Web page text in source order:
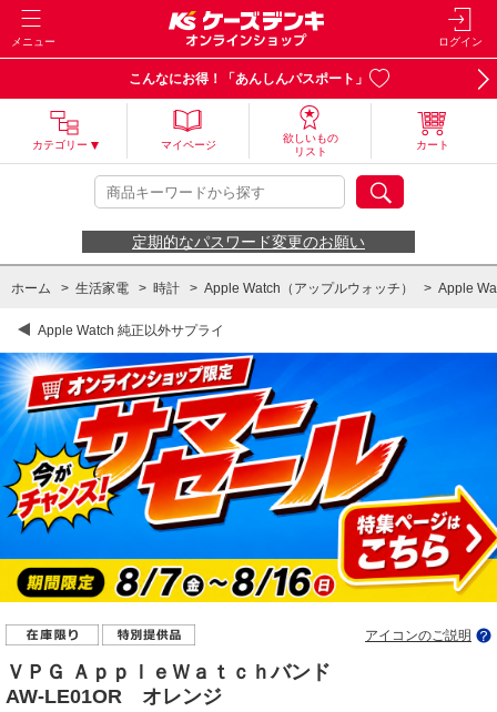
メニュー ログイン
こんなにお得！「あんしんパスポート」
カテゴリー マイページ
欲しいもの
リスト
カート
定期的なパスワード変更のお願い
ホーム > 生活家電 > 時計 > Apple Watch（アップルウォッチ） > Apple
Apple Watch 純正以外サプライ
アイコンのご説明
ＶＰＧ ＡｐｐｌｅＷａｔｃｈバンド
AW-LE01OR オレンジ